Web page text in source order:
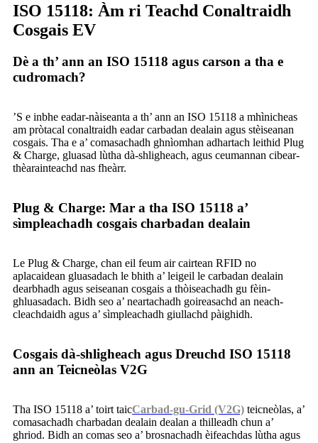
ISO 15118: Àm ri Teachd Conaltraidh
Cosgais EV
Dè a th’ ann an ISO 15118 agus carson a tha e
cudromach?
’S e inbhe eadar-nàiseanta a th’ ann an ISO 15118 a mhìnicheas
am pròtacal conaltraidh eadar carbadan dealain agus stèiseanan
cosgais. Tha e a’ comasachadh ghnìomhan adhartach leithid Plug
& Charge, gluasad lùtha dà-shligheach, agus ceumannan cibear-
thèarainteachd nas fheàrr.
Plug & Charge: Mar a tha ISO 15118 a’
sìmpleachadh cosgais charbadan dealain
Le Plug & Charge, chan eil feum air cairtean RFID no
aplacaidean gluasadach le bhith a’ leigeil le carbadan dealain
dearbhadh agus seiseanan cosgais a thòiseachadh gu fèin-
ghluasadach. Bidh seo a’ neartachadh goireasachd an neach-
cleachdaidh agus a’ sìmpleachadh giullachd pàighidh.
Cosgais dà-shligheach agus Dreuchd ISO 15118
ann an Teicneòlas V2G
Tha ISO 15118 a’ toirt taicCarbad-gu-Grid (V2G) teicneòlas, a’
comasachadh charbadan dealain dealan a thilleadh chun a’
ghriod. Bidh an comas seo a’ brosnachadh èifeachdas lùtha agus